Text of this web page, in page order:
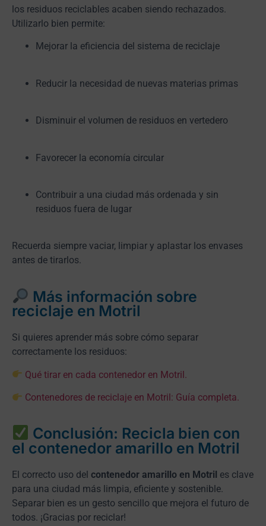
los residuos reciclables acaben siendo rechazados.
Utilizarlo bien permite:
Mejorar la eficiencia del sistema de reciclaje
Reducir la necesidad de nuevas materias primas
Disminuir el volumen de residuos en vertedero
Favorecer la economía circular
Contribuir a una ciudad más ordenada y sin
residuos fuera de lugar
Recuerda siempre vaciar, limpiar y aplastar los envases
antes de tirarlos.
Más información sobre
reciclaje en Motril
Si quieres aprender más sobre cómo separar
correctamente los residuos:
Qué tirar en cada contenedor en Motril.
Contenedores de reciclaje en Motril: Guía completa.
Conclusión: Recicla bien con
el contenedor amarillo en Motril
El correcto uso del contenedor amarillo en Motril es clave
para una ciudad más limpia, eficiente y sostenible.
Separar bien es un gesto sencillo que mejora el futuro de
todos. ¡Gracias por reciclar!